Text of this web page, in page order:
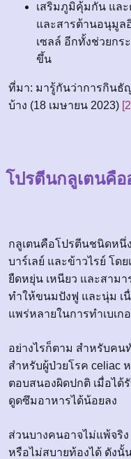
เสริมภูมิคุ้มกัน แล
และสารต้านอนุมูล
เซลล์ อีกทั้งช่วยกร
ขึ้น
ที่มา: มารู้กันว่าการกินธั
บ้าง (18 เมษายน 2023) [2]
โปรตีนกลูเตนคือ
กลูเตนคือโปรตีนชนิดหนึ่
บาร์เลย์ และข้าวไรย์ โด
ยืดหยุ่น เหนียว และสามา
ทำให้ขนมปังฟู และนุ่ม เ
แพร่หลายในการทำเบเก
อย่างไรก็ตาม สำหรับคน
สำหรับผู้ป่วยโรค celiac
ตอบสนองผิดปกติ เมื่อได้
ดูดซึมอาหารได้น้อยลง
ส่วนบางคนอาจไม่แพ้จริ
หรือไม่สบายท้องได้ ดังนั้